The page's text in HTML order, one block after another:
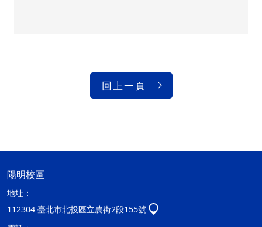
回上一頁
陽明校區
地址：
112304 臺北市北投區立農街2段155號